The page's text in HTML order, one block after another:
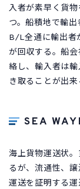
入者が素早く貨
つ。船積地で輸
B/L全通に輸出者
が回収する。船
絡し、輸入者は
き取ることが出来
SEA
海上貨物運送状
るが、流通性、
運送を証明する